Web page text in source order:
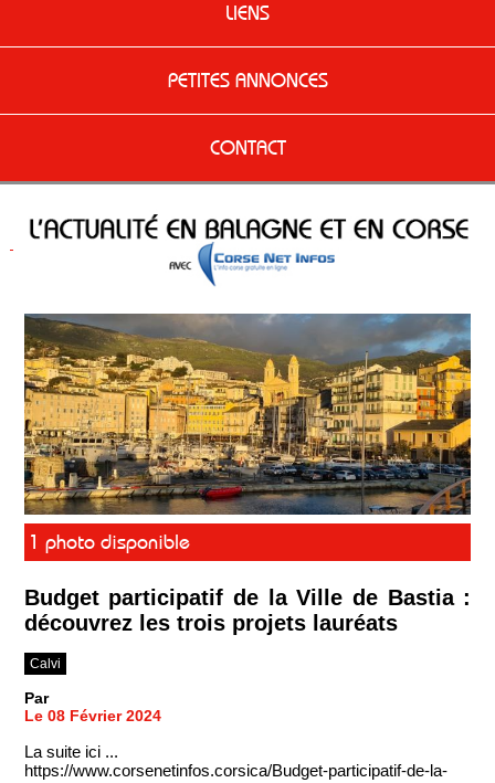
LIENS
PETITES ANNONCES
CONTACT
1 photo disponible
Budget participatif de la Ville de Bastia :
découvrez les trois projets lauréats
Calvi
Par
Le 08 Février 2024
La suite ici ...
https://www.corsenetinfos.corsica/Budget-participatif-de-la-